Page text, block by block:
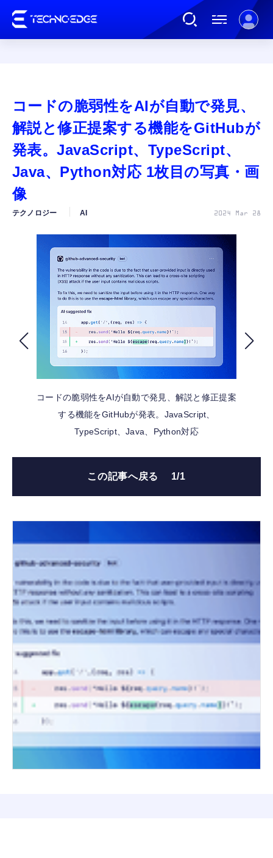
AI
ガジェット
カルチャー
公式ストア
FOLLOW US
コードの脆弱性をAIが自動で発見、
解説と修正提案する機能をGitHubが
発表。JavaScript、TypeScript、
Java、Python対応 1枚目の写真・画
像
テクノロジー AI 2024 Mar 28
コードの脆弱性をAIが自動で発見、解説と修正提案
する機能をGitHubが発表。JavaScript、
TypeScript、Java、Python対応
この記事へ戻る 1/1